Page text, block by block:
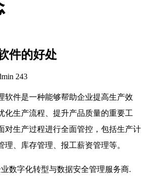
件的好处
243
软件是一种能够帮助企业提高生产效
化生产流程、提升产品质量的重要工
对生产过程进行全面管控，包括生产计
理、库存管理、报工薪资管理等。